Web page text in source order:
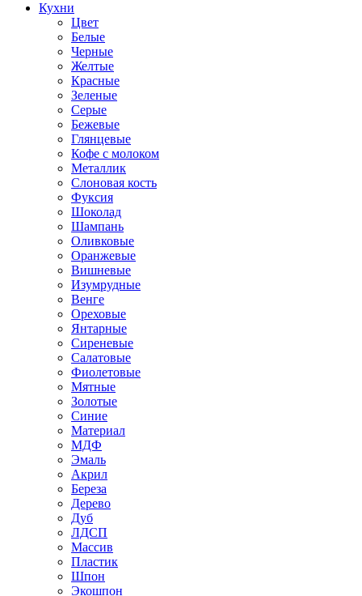
Кухни
Цвет
Белые
Черные
Желтые
Красные
Зеленые
Серые
Бежевые
Глянцевые
Кофе с молоком
Металлик
Слоновая кость
Фуксия
Шоколад
Шампань
Оливковые
Оранжевые
Вишневые
Изумрудные
Венге
Ореховые
Янтарные
Сиреневые
Салатовые
Фиолетовые
Мятные
Золотые
Синие
Материал
МДФ
Эмаль
Акрил
Береза
Дерево
Дуб
ЛДСП
Массив
Пластик
Шпон
Экошпон